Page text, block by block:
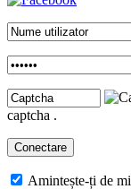
captcha .
Amintește-ți de